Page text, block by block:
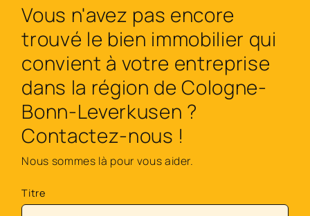
Vous n'avez pas encore
trouvé le bien immobilier qui
convient à votre entreprise
dans la région de Cologne-
Bonn-Leverkusen ?
Contactez-nous !
Nous sommes là pour vous aider.
Titre